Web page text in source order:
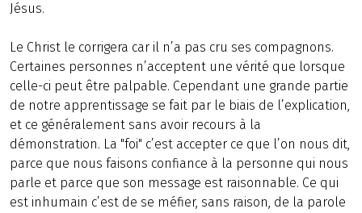
Jésus.
Le Christ le corrigera car il n’a pas cru ses compagnons.
Certaines personnes n’acceptent une vérité que lorsque
celle-ci peut être palpable. Cependant une grande partie
de notre apprentissage se fait par le biais de l’explication,
et ce généralement sans avoir recours à la
démonstration. La "foi" c’est accepter ce que l’on nous dit,
parce que nous faisons confiance à la personne qui nous
parle et parce que son message est raisonnable. Ce qui
est inhumain c’est de se méfier, sans raison, de la parole